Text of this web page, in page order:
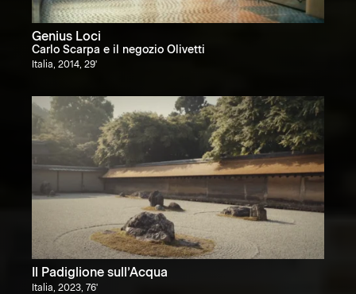
Genius Loci
Carlo Scarpa e il negozio Olivetti
Italia, 2014, 29'
Il Padiglione sull’Acqua
Italia, 2023, 76'